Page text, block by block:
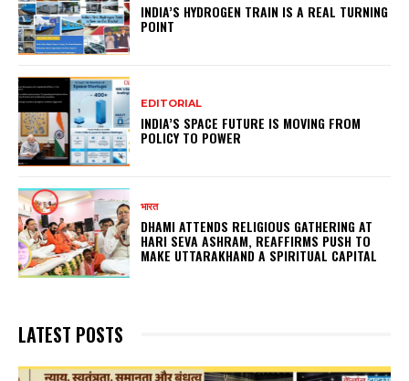
INDIA’S HYDROGEN TRAIN IS A REAL TURNING
POINT
EDITORIAL
INDIA’S SPACE FUTURE IS MOVING FROM
POLICY TO POWER
भारत
DHAMI ATTENDS RELIGIOUS GATHERING AT
HARI SEVA ASHRAM, REAFFIRMS PUSH TO
MAKE UTTARAKHAND A SPIRITUAL CAPITAL
LATEST POSTS